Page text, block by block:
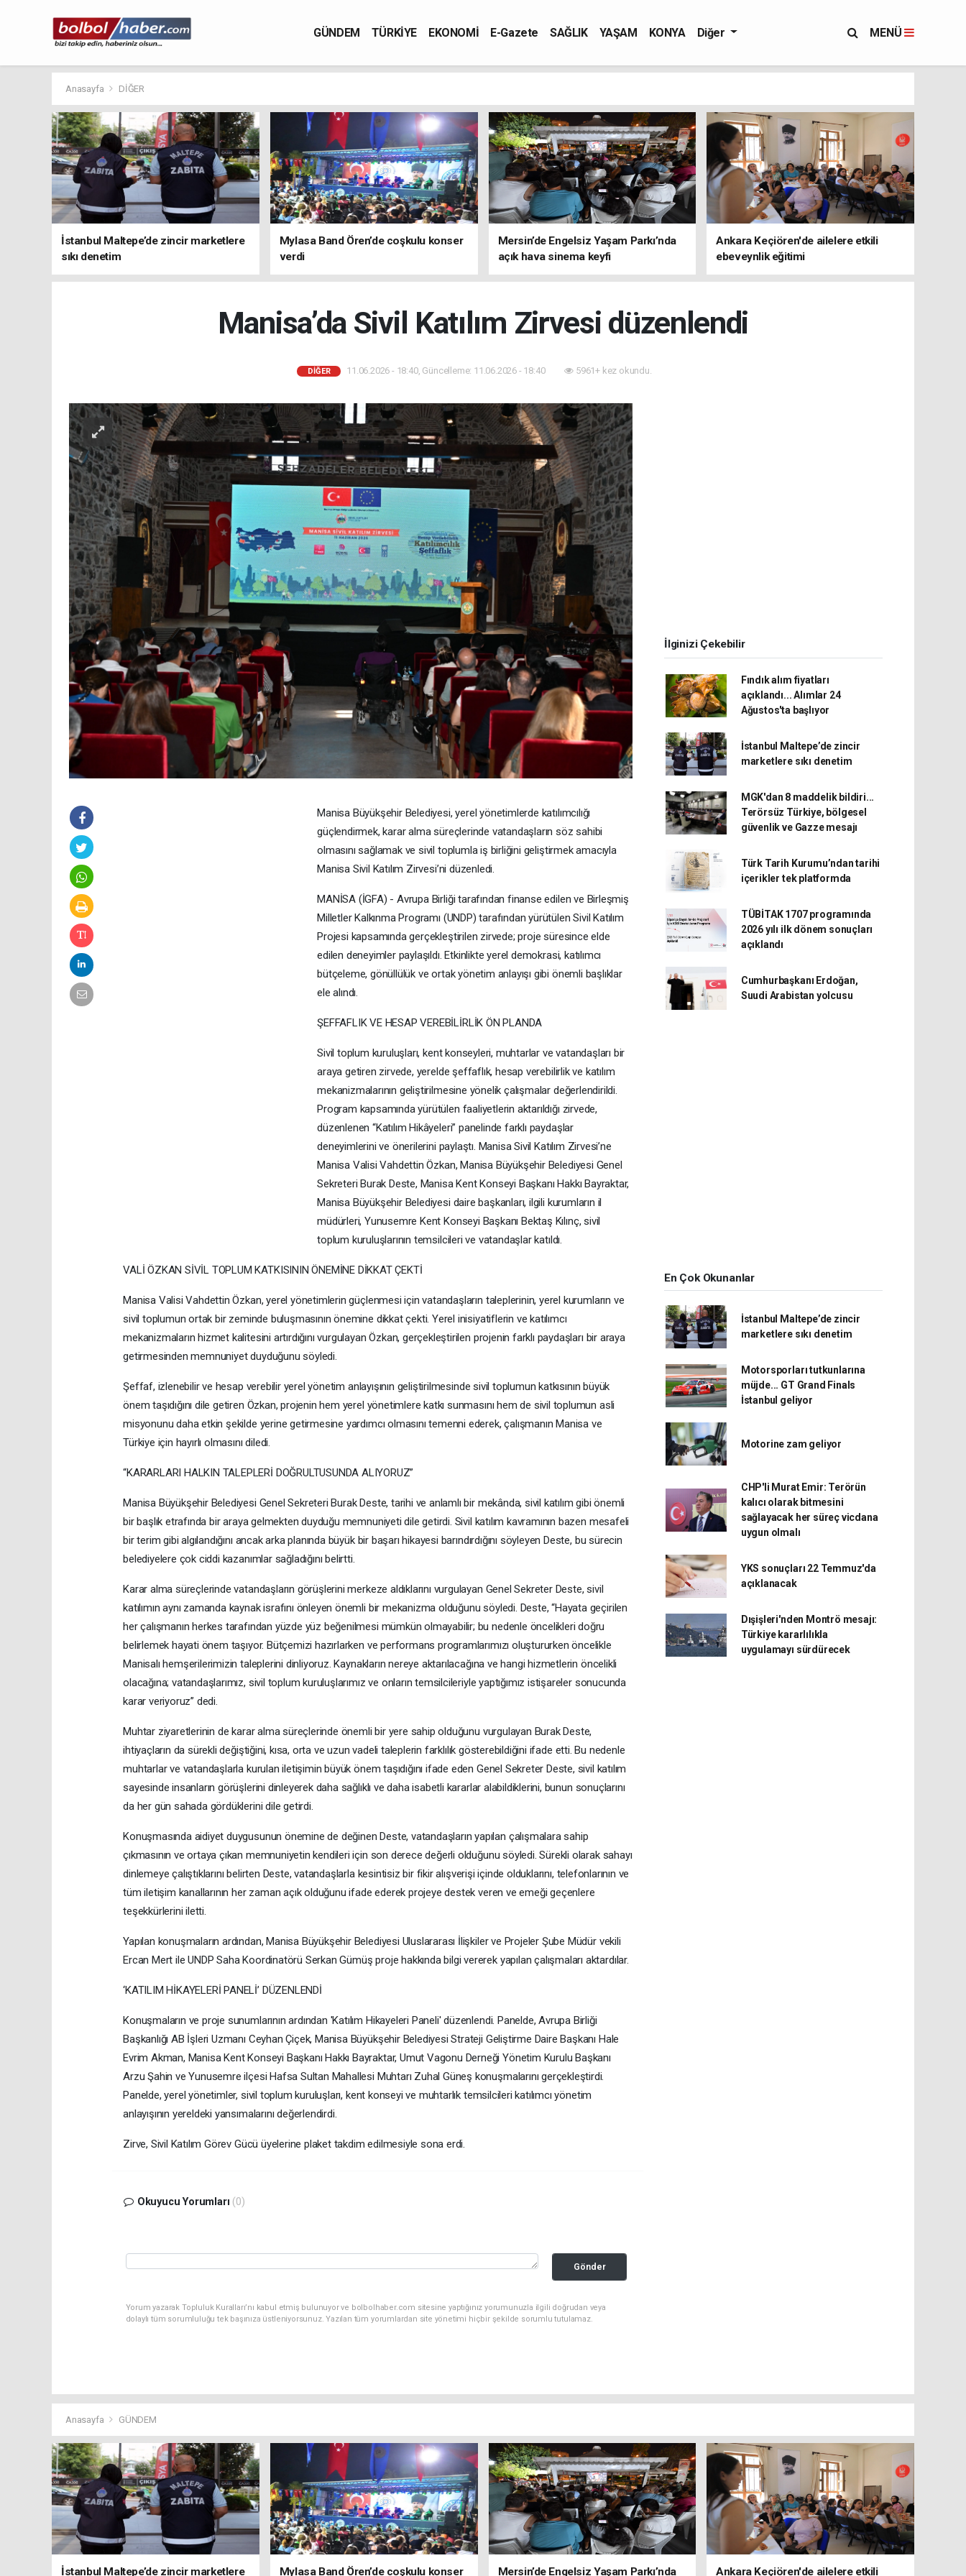
GÜNDEM TÜRKİYE EKONOMİ E-Gazete SAĞLIK YAŞAM KONYA Diğer MENÜ
Anasayfa DİĞER
İstanbul Maltepe’de zincir marketlere
sıkı denetim
Mylasa Band Ören’de coşkulu konser
verdi
Mersin’de Engelsiz Yaşam Parkı’nda
açık hava sinema keyfi
Ankara Keçiören'de ailelere etkili
ebeveynlik eğitimi
Manisa’da Sivil Katılım Zirvesi düzenlendi
DİĞER 11.06.2026 - 18:40, Güncelleme: 11.06.2026 - 18:40 5961+ kez okundu.
Manisa Büyükşehir Belediyesi, yerel yönetimlerde katılımcılığı
güçlendirmek, karar alma süreçlerinde vatandaşların söz sahibi
olmasını sağlamak ve sivil toplumla iş birliğini geliştirmek amacıyla
Manisa Sivil Katılım Zirvesi’ni düzenledi.
MANİSA (İGFA) - Avrupa Birliği tarafından finanse edilen ve Birleşmiş
Milletler Kalkınma Programı (UNDP) tarafından yürütülen Sivil Katılım
Projesi kapsamında gerçekleştirilen zirvede; proje süresince elde
edilen deneyimler paylaşıldı. Etkinlikte yerel demokrasi, katılımcı
bütçeleme, gönüllülük ve ortak yönetim anlayışı gibi önemli başlıklar
ele alındı.
ŞEFFAFLIK VE HESAP VEREBİLİRLİK ÖN PLANDA
Sivil toplum kuruluşları, kent konseyleri, muhtarlar ve vatandaşları bir
araya getiren zirvede, yerelde şeffaflık, hesap verebilirlik ve katılım
mekanizmalarının geliştirilmesine yönelik çalışmalar değerlendirildi.
Program kapsamında yürütülen faaliyetlerin aktarıldığı zirvede,
düzenlenen “Katılım Hikâyeleri” panelinde farklı paydaşlar
deneyimlerini ve önerilerini paylaştı. Manisa Sivil Katılım Zirvesi’ne
Manisa Valisi Vahdettin Özkan, Manisa Büyükşehir Belediyesi Genel
Sekreteri Burak Deste, Manisa Kent Konseyi Başkanı Hakkı Bayraktar,
Manisa Büyükşehir Belediyesi daire başkanları, ilgili kurumların il
müdürleri, Yunusemre Kent Konseyi Başkanı Bektaş Kılınç, sivil
toplum kuruluşlarının temsilcileri ve vatandaşlar katıldı.
VALİ ÖZKAN SİVİL TOPLUM KATKISININ ÖNEMİNE DİKKAT ÇEKTİ
Manisa Valisi Vahdettin Özkan, yerel yönetimlerin güçlenmesi için vatandaşların taleplerinin, yerel kurumların ve
sivil toplumun ortak bir zeminde buluşmasının önemine dikkat çekti. Yerel inisiyatiflerin ve katılımcı
mekanizmaların hizmet kalitesini artırdığını vurgulayan Özkan, gerçekleştirilen projenin farklı paydaşları bir araya
getirmesinden memnuniyet duyduğunu söyledi.
Şeffaf, izlenebilir ve hesap verebilir yerel yönetim anlayışının geliştirilmesinde sivil toplumun katkısının büyük
önem taşıdığını dile getiren Özkan, projenin hem yerel yönetimlere katkı sunmasını hem de sivil toplumun asli
misyonunu daha etkin şekilde yerine getirmesine yardımcı olmasını temenni ederek, çalışmanın Manisa ve
Türkiye için hayırlı olmasını diledi.
“KARARLARI HALKIN TALEPLERİ DOĞRULTUSUNDA ALIYORUZ”
Manisa Büyükşehir Belediyesi Genel Sekreteri Burak Deste, tarihi ve anlamlı bir mekânda, sivil katılım gibi önemli
bir başlık etrafında bir araya gelmekten duyduğu memnuniyeti dile getirdi. Sivil katılım kavramının bazen mesafeli
bir terim gibi algılandığını ancak arka planında büyük bir başarı hikayesi barındırdığını söyleyen Deste, bu sürecin
belediyelere çok ciddi kazanımlar sağladığını belirtti.
Karar alma süreçlerinde vatandaşların görüşlerini merkeze aldıklarını vurgulayan Genel Sekreter Deste, sivil
katılımın aynı zamanda kaynak israfını önleyen önemli bir mekanizma olduğunu söyledi. Deste, “Hayata geçirilen
her çalışmanın herkes tarafından yüzde yüz beğenilmesi mümkün olmayabilir; bu nedenle öncelikleri doğru
belirlemek hayati önem taşıyor. Bütçemizi hazırlarken ve performans programlarımızı oluştururken öncelikle
Manisalı hemşerilerimizin taleplerini dinliyoruz. Kaynakların nereye aktarılacağına ve hangi hizmetlerin öncelikli
olacağına; vatandaşlarımız, sivil toplum kuruluşlarımız ve onların temsilcileriyle yaptığımız istişareler sonucunda
karar veriyoruz” dedi.
Muhtar ziyaretlerinin de karar alma süreçlerinde önemli bir yere sahip olduğunu vurgulayan Burak Deste,
ihtiyaçların da sürekli değiştiğini, kısa, orta ve uzun vadeli taleplerin farklılık gösterebildiğini ifade etti. Bu nedenle
muhtarlar ve vatandaşlarla kurulan iletişimin büyük önem taşıdığını ifade eden Genel Sekreter Deste, sivil katılım
sayesinde insanların görüşlerini dinleyerek daha sağlıklı ve daha isabetli kararlar alabildiklerini, bunun sonuçlarını
da her gün sahada gördüklerini dile getirdi.
Konuşmasında aidiyet duygusunun önemine de değinen Deste, vatandaşların yapılan çalışmalara sahip
çıkmasının ve ortaya çıkan memnuniyetin kendileri için son derece değerli olduğunu söyledi. Sürekli olarak sahayı
dinlemeye çalıştıklarını belirten Deste, vatandaşlarla kesintisiz bir fikir alışverişi içinde olduklarını, telefonlarının ve
tüm iletişim kanallarının her zaman açık olduğunu ifade ederek projeye destek veren ve emeği geçenlere
teşekkürlerini iletti.
Yapılan konuşmaların ardından, Manisa Büyükşehir Belediyesi Uluslararası İlişkiler ve Projeler Şube Müdür vekili
Ercan Mert ile UNDP Saha Koordinatörü Serkan Gümüş proje hakkında bilgi vererek yapılan çalışmaları aktardılar.
‘KATILIM HİKAYELERİ PANELİ’ DÜZENLENDİ
Konuşmaların ve proje sunumlarının ardından 'Katılım Hikayeleri Paneli' düzenlendi. Panelde, Avrupa Birliği
Başkanlığı AB İşleri Uzmanı Ceyhan Çiçek, Manisa Büyükşehir Belediyesi Strateji Geliştirme Daire Başkanı Hale
Evrim Akman, Manisa Kent Konseyi Başkanı Hakkı Bayraktar, Umut Vagonu Derneği Yönetim Kurulu Başkanı
Arzu Şahin ve Yunusemre ilçesi Hafsa Sultan Mahallesi Muhtarı Zuhal Güneş konuşmalarını gerçekleştirdi.
Panelde, yerel yönetimler, sivil toplum kuruluşları, kent konseyi ve muhtarlık temsilcileri katılımcı yönetim
anlayışının yereldeki yansımalarını değerlendirdi.
Zirve, Sivil Katılım Görev Gücü üyelerine plaket takdim edilmesiyle sona erdi.
Okuyucu Yorumları (0)
Gönder
Yorum yazarak Topluluk Kuralları’nı kabul etmiş bulunuyor ve bolbolhaber.com sitesine yaptığınız yorumunuzla ilgili doğrudan veya
dolaylı tüm sorumluluğu tek başınıza üstleniyorsunuz. Yazılan tüm yorumlardan site yönetimi hiçbir şekilde sorumlu tutulamaz.
İlginizi Çekebilir
Fındık alım fiyatları
açıklandı... Alımlar 24
Ağustos'ta başlıyor
İstanbul Maltepe’de zincir
marketlere sıkı denetim
MGK'dan 8 maddelik bildiri...
Terörsüz Türkiye, bölgesel
güvenlik ve Gazze mesajı
Türk Tarih Kurumu’ndan tarihi
içerikler tek platformda
TÜBİTAK 1707 programında
2026 yılı ilk dönem sonuçları
açıklandı
Cumhurbaşkanı Erdoğan,
Suudi Arabistan yolcusu
En Çok Okunanlar
İstanbul Maltepe’de zincir
marketlere sıkı denetim
Motorsporları tutkunlarına
müjde... GT Grand Finals
İstanbul geliyor
Motorine zam geliyor
CHP'li Murat Emir: Terörün
kalıcı olarak bitmesini
sağlayacak her süreç vicdana
uygun olmalı
YKS sonuçları 22 Temmuz'da
açıklanacak
Dışişleri'nden Montrö mesajı:
Türkiye kararlılıkla
uygulamayı sürdürecek
Anasayfa GÜNDEM
İstanbul Maltepe’de zincir marketlere Mylasa Band Ören’de coşkulu konser Mersin’de Engelsiz Yaşam Parkı’nda Ankara Keçiören'de ailelere etkili